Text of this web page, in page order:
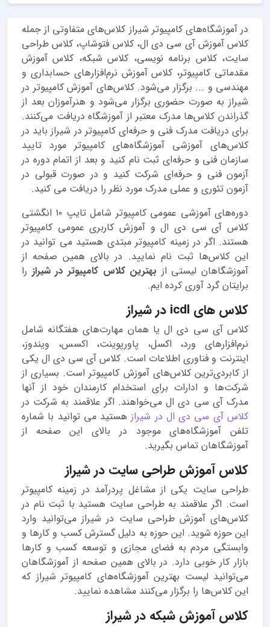
در آموزشگاه‌های کامپیوتر شیراز کلاس‌های متفاوتی از جمله
کلاس آموزش آی سی دی ال، کلاس فتوشاپ، کلاس طراحی
سایت، کلاس برنامه نویسی، کلاس شبکه، کلاس آموزش
مقدماتی کامپیوتر، کلاس آموزش نرم‌افزارهای حسابداری و
مهندسی و ... برگزار می‌شود. کلاس‌های آموزش کامپیوتر در
شیراز به صورت حضوری برگزار می‌شود و هنرآموزان بعد از
گذراندن کلاس‌ها مدرک معتبر از آموزشگاه دریافت می‌کنند.
برای دریافت مدرک فنی و حرفه‌ای کامپیوتر در شیراز باید در
کلاس‌های آموزشی آموزشگاه‌های کامپیوتر مورد تایید
سازمان فنی و حرفه‌ای ثبت نام کنید و بعد از اتمام دوره در
آزمون فنی و حرفه‌ای شرکت کنید و در صورت قبولی در
آزمون تئوری و عملی مدرک مورد نظر را دریافت می کنید.
دوره‌های آموزشی عمومی کامپیوتر شامل تایپ ۱۰ انگشتی
کلاس آی سی دی ال و آموزش کاربری عمومی کامپیوتر
هستند. اگر در زمینه کامپیوتر مبتدی هستید می توانید در
این کلاس‌ها ثبت نام نمایید. در بالای همین صفحه از
آموزشگاهان لیستی از بهترین کلاس کامپیوتر در شیراز را
برایتان گرد آوری کرده ایم.
کلاس های icdl در شیراز
کلاس آی سی دی ال یا همان مهارت‌های هفتگانه شامل
نرم‌افزارهای ورد، اکسل، پاورپوینت، اکسس، ویندوز،
اینترنت و فناوری اطلاعات است. کلاس آی سی دی ال یکی
از کابردی‌ترین کلاس‌های آموزش کامپیوتر است. بسیاری از
شرکت‌ها و ادارات برای استخدام کارمندان خود از آنها
مدرک آی سی دی ال می‌خواهند. اگر علاقمند به شرکت در
کلاس‌ آی سی دی ال در شیرازهستید می توانید با شماره
تلفن آموزشگاه‌های موجود در بالای این صفحه از
آموزشگاهان تماس بگیرید.
کلاس آموزش طراحی سایت در شیراز
طراحی سایت یکی از مشاغل پردرآمد در زمینه کامپیوتر
است. اگر علاقمند به طراحی سایت هستید با ثبت نام در
کلاس‌های آموزش طراحی سایت در شیراز می‌توانید وارد
این حوزه شوید. این حوزه به دلیل گسترش کسب و کارها و
وابستگی مردم به فضای مجازی و توسعه کسب و کارها
بازار کار خوبی دارد. در بالای همین صفحه از آموزشگاهان
می‌توانید لیست بهترین آموزشگاه‌های کامپیوتر شیراز که
این کلاس‌ها را برگزار می‌کنند مشاهده نمایید.
کلاس آموزش شبکه در شیراز